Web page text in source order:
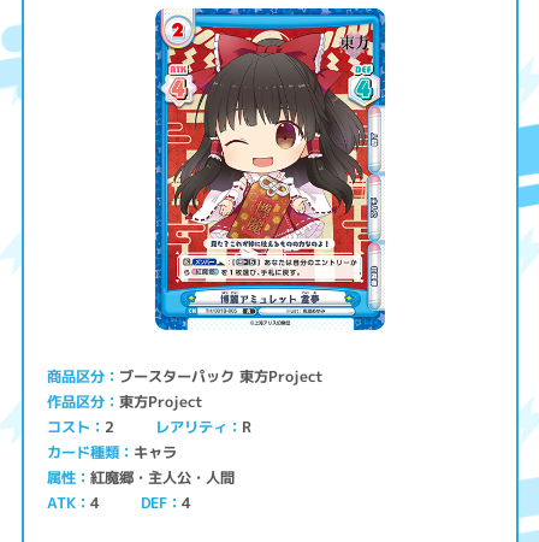
商品区分 ブースターパック 東方Project
作品区分 東方Project
コスト 2 レアリティ R
カード種類 キャラ
属性 紅魔郷・主人公・人間
ATK 4 DEF 4